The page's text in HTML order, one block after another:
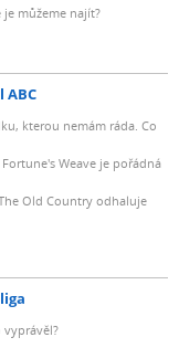
je můžeme najít?
ABC
kterou nemám ráda. Co
Weave je pořádná
Old Country odhaluje
vyprávěl?